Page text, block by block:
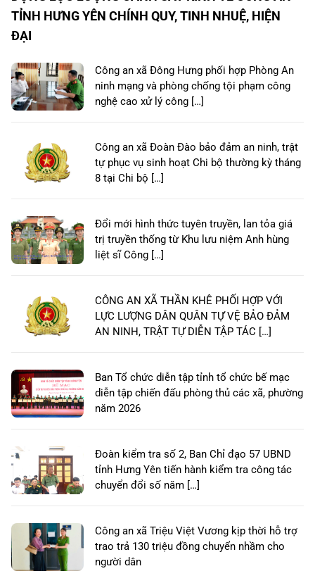
TỈNH HƯNG YÊN CHÍNH QUY, TINH NHUỆ, HIỆN
ĐẠI
Công an xã Đông Hưng phối hợp Phòng An
ninh mạng và phòng chống tội phạm công
nghệ cao xử lý công […]
Công an xã Đoàn Đào bảo đảm an ninh, trật
tự phục vụ sinh hoạt Chi bộ thường kỳ tháng
8 tại Chi bộ […]
Đổi mới hình thức tuyên truyền, lan tỏa giá
trị truyền thống từ Khu lưu niệm Anh hùng
liệt sĩ Công […]
CÔNG AN XÃ THẦN KHÊ PHỐI HỢP VỚI
LỰC LƯỢNG DÂN QUÂN TỰ VỆ BẢO ĐẢM
AN NINH, TRẬT TỰ DIỄN TẬP TÁC […]
Ban Tổ chức diễn tập tỉnh tổ chức bế mạc
diễn tập chiến đấu phòng thủ các xã, phường
năm 2026
Đoàn kiểm tra số 2, Ban Chỉ đạo 57 UBND
tỉnh Hưng Yên tiến hành kiểm tra công tác
chuyển đổi số năm […]
Công an xã Triệu Việt Vương kịp thời hỗ trợ
trao trả 130 triệu đồng chuyển nhầm cho
người dân